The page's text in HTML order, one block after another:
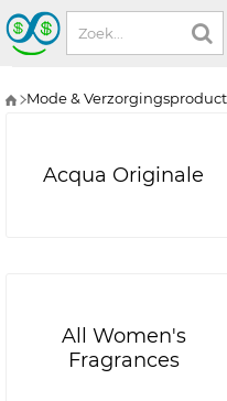
Mode &
Acqua Originale
All Women's
Fragrances